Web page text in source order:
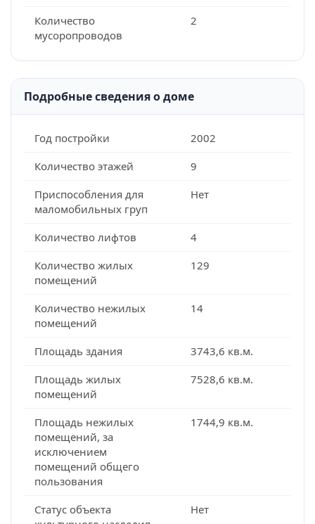
Количество
мусоропроводов
2
Подробные сведения о доме
Год постройки
2002
Количество этажей
9
Приспособления для
маломобильных груп
Нет
Количество лифтов
4
Количество жилых
помещений
129
Количество нежилых
помещений
14
Площадь здания
3743,6 кв.м.
Площадь жилых
помещений
7528,6 кв.м.
Площадь нежилых
помещений, за
исключением
помещений общего
пользования
1744,9 кв.м.
Статус объекта
Нет